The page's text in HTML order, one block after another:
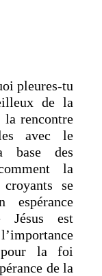
pleures-tu
de la
la rencontre
avec le
base des
la
se
Jésus est
pour la foi
de la